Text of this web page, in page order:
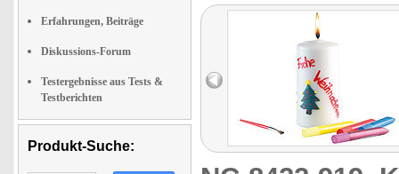
Erfahrungen, Beiträge
Diskussions-Forum
Testergebnisse aus Tests &
Testberichten
Produkt-Suche: